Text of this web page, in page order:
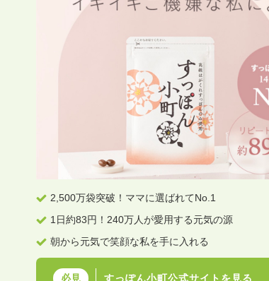
2,500万袋突破！ママに選ばれてNo.1
1日約83円！240万人が愛用する元気の源
朝から元気で笑顔な私を手に入れる
必見 すっぽん小町公式サイトを見る